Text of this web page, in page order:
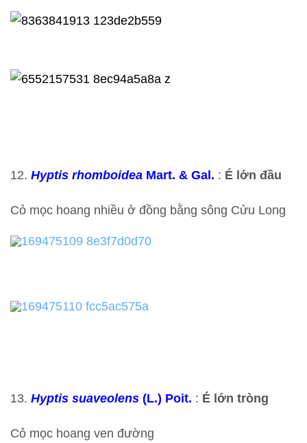
12. Hyptis rhomboidea Mart. & Gal. : É lớn đầu
Cỏ mọc hoang nhiều ở đồng bằng sông Cửu Long
13. Hyptis suaveolens (L.) Poit. : É lớn tròng
Cỏ mọc hoang ven đường